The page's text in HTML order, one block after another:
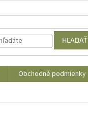
HĽADAŤ
Obchodné podmienky